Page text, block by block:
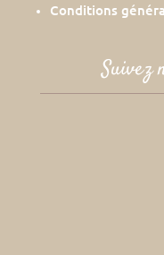
Conditions
Suivez